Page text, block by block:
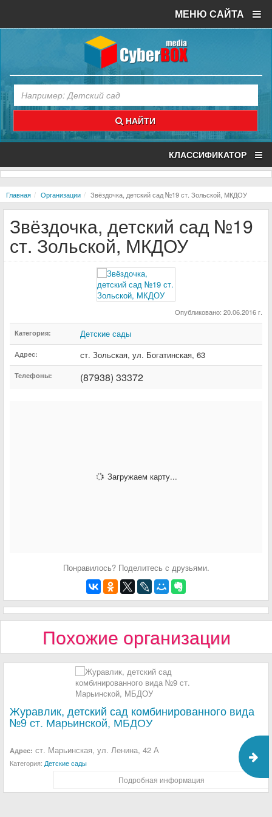
МЕНЮ САЙТА
НАЙТИ
КЛАССИФИКАТОР
Главная Организации Звёздочка, детский сад №19 ст. Зольской, МКДОУ
Звёздочка, детский сад №19
ст. Зольской, МКДОУ
Опубликовано: 20.06.2016 г.
Категория: Детские сады
Адрес: ст. Зольская, ул. Богатинская, 63
Телефоны: (87938) 33372
Загружаем карту...
Понравилось? Поделитесь с друзьями.
Похожие организации
Журавлик, детский сад комбинированного вида
№9 ст. Марьинской, МБДОУ
Адрес: ст. Марьинская, ул. Ленина, 42 А
Категория: Детские сады
Подробная информация